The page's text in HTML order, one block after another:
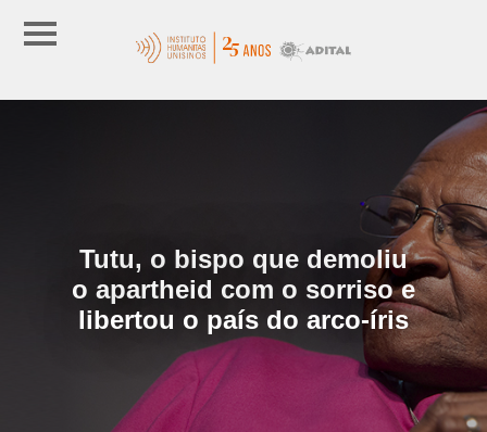
Tutu, o bispo que demoliu
o apartheid com o sorriso e
libertou o país do arco-íris